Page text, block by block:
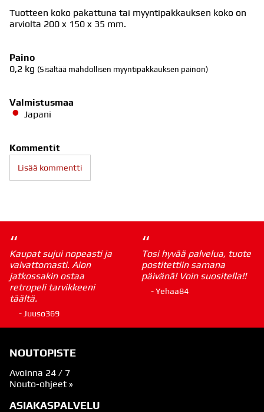
Tuotteen koko pakattuna tai myyntipakkauksen koko on
arviolta 200 x 150 x 35 mm.
Paino
0,2 kg (Sisältää mahdollisen myyntipakkauksen painon)
Valmistusmaa
Japani
Kommentit
Lisää kommentti
“
Kaupat sujui nopeasti ja
vaivattomasti. Aion
jatkossakin ostaa
retropeli tarvikkeeni
täältä.
- Juuso369
“
Tosi hyvää palvelua, tuote
postitettiin samana
päivänä! Voin suositella!!
- Yehaa84
NOUTOPISTE
Avoinna 24 / 7
Nouto-ohjeet »
ASIAKASPALVELU